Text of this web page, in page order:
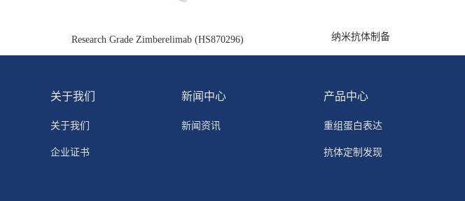
Research Grade Zimberelimab (HS870296) 纳米抗体制备
关于我们
关于我们
企业证书
新闻中心
新闻资讯
产品中心
重组蛋白表达
抗体定制发现